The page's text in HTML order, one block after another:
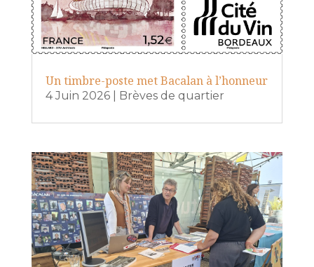
Un timbre-poste met Bacalan à l’honneur
4 Juin 2026| Brèves de quartier